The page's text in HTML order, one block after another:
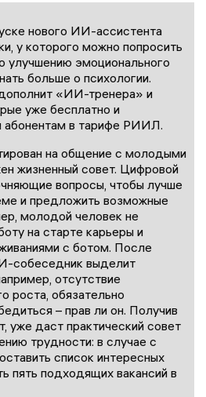
нового ИИ-ассистента
у которого можно попросить
улучшению эмоционального
больше о психологии.
«ИИ-тренера» и
уже бесплатно и
абонентам в тарифе РИИЛ.
на общение с молодыми
жизненный совет. Цифровой
вопросы, чтобы лучше
и предложить возможные
молодой человек не
на старте карьеры и
с ботом. После
собеседник выделит
отсутствие
роста, обязательно
– прав ли он. Получив
уже даст практический совет
трудности: в случае с
список интересных
пять подходящих вакансий в